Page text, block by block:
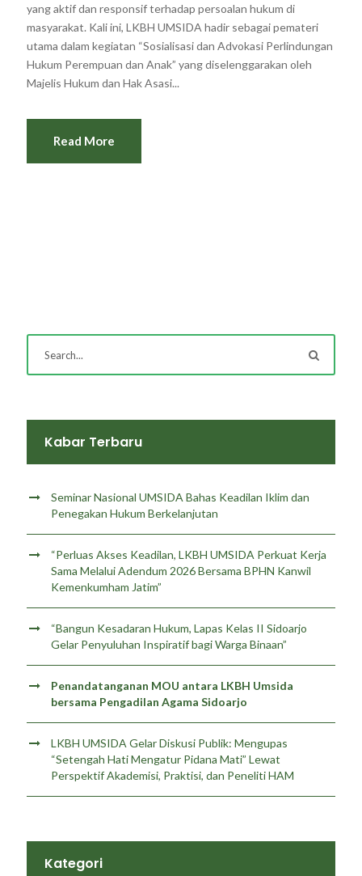
yang aktif dan responsif terhadap persoalan hukum di
masyarakat. Kali ini, LKBH UMSIDA hadir sebagai pemateri
utama dalam kegiatan “Sosialisasi dan Advokasi Perlindungan
Hukum Perempuan dan Anak” yang diselenggarakan oleh
Majelis Hukum dan Hak Asasi...
Read More
Kabar Terbaru
Seminar Nasional UMSIDA Bahas Keadilan Iklim dan
Penegakan Hukum Berkelanjutan
“Perluas Akses Keadilan, LKBH UMSIDA Perkuat Kerja
Sama Melalui Adendum 2026 Bersama BPHN Kanwil
Kemenkumham Jatim”
“Bangun Kesadaran Hukum, Lapas Kelas II Sidoarjo
Gelar Penyuluhan Inspiratif bagi Warga Binaan”
Penandatanganan MOU antara LKBH Umsida
bersama Pengadilan Agama Sidoarjo
LKBH UMSIDA Gelar Diskusi Publik: Mengupas
“Setengah Hati Mengatur Pidana Mati” Lewat
Perspektif Akademisi, Praktisi, dan Peneliti HAM
Kategori